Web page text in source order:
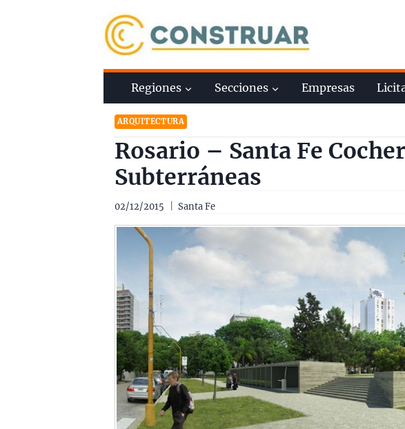
Regiones Secciones Empresas
ARQUITECTURA
Rosario – Santa Fe
Subterráneas
02/12/2015 Santa Fe